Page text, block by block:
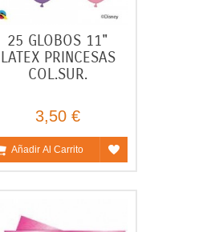
25 GLOBOS 11"
LATEX PRINCESAS
COL.SUR.
3,50 €
Añadir Al Carrito